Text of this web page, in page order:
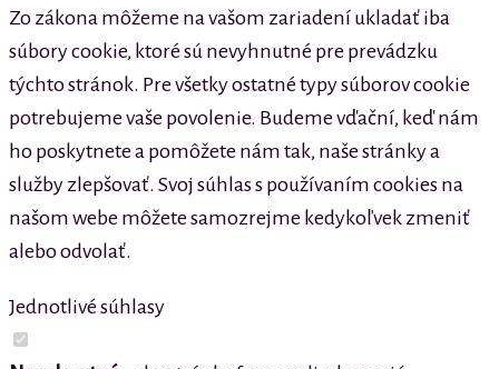
Zo zákona môžeme na vašom zariadení ukladať iba
súbory cookie, ktoré sú nevyhnutné pre prevádzku
týchto stránok. Pre všetky ostatné typy súborov cookie
potrebujeme vaše povolenie. Budeme vďační, keď nám
ho poskytnete a pomôžete nám tak, naše stránky a
služby zlepšovať. Svoj súhlas s používaním cookies na
našom webe môžete samozrejme kedykoľvek zmeniť
alebo odvolať.
Jednotlivé súhlasy